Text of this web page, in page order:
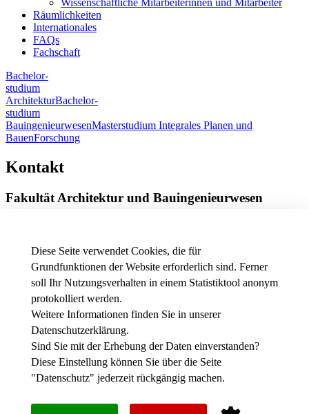
Diese Seite verwendet Cookies, die für
Grundfunktionen der Website erforderlich sind. Ferner
soll Ihr Nutzungsverhalten in einem Statistiktool anonym
protokolliert werden.
Weitere Informationen finden Sie in unserer
Datenschutzerklärung.
Sind Sie mit der Erhebung der Daten einverstanden?
Diese Einstellung können Sie über die Seite
"Datenschutz" jederzeit rückgängig machen.
Wissenschaftliche Mitarbeiterinnen und Mitarbeiter
Räumlichkeiten
Internationales
FAQs
Fachschaft
Bachelor-
studium
ArchitekturBachelor-
studium
BauingenieurwesenMasterstudium Integrales Planen und
BauenForschung
Kontakt
Fakultät Architektur und Bauingenieurwesen
Telefon
+49 931 3511-9002
E-Maildekanat.fab[at]thws.de
Anfahrt| Wegbeschreibung
News - Presse
Stellenausschreibungen der THWS
Intranet
Instagram